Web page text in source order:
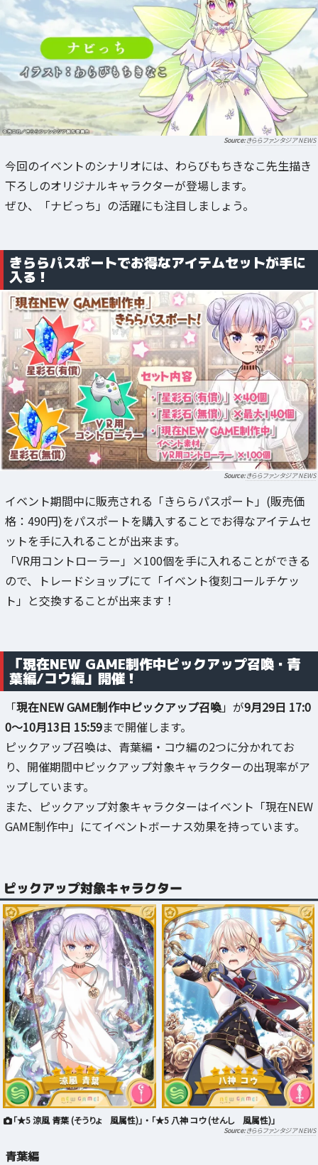
きららファンタジア NEWS
今回のイベントのシナリオには、わらびもちきなこ先生描き
下ろしのオリジナルキャラクターが登場します。
ぜひ、「ナビっち」の活躍にも注目しましょう。
きららパスポートでお得なアイテムセットが手に
入る！
きららファンタジア NEWS
イベント期間中に販売される「きららパスポート」(販売価
格：490円)をパスポートを購入することでお得なアイテムセ
ットを手に入れることが出来ます。
「VR用コントローラー」×100個を手に入れることができる
ので、トレードショップにて「イベント復刻コールチケッ
ト」と交換することが出来ます！
「現在NEW GAME制作中ピックアップ召喚・青
葉編/コウ編」開催！
「現在NEW GAME制作中ピックアップ召喚」が9月29日 17:0
0～10月13日 15:59まで開催します。
ピックアップ召喚は、青葉編・コウ編の2つに分かれてお
り、開催期間中ピックアップ対象キャラクターの出現率がア
ップしています。
また、ピックアップ対象キャラクターはイベント「現在NEW
GAME制作中」にてイベントボーナス効果を持っています。
ピックアップ対象キャラクター
「★5 涼風 青葉 (そうりょ 風属性)」 ・ 「★5 八神 コウ (せんし 風属性)」
きららファンタジア NEWS
青葉編